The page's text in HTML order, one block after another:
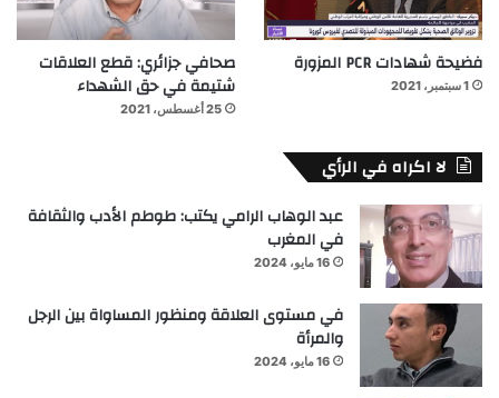
فضيحة شهادات PCR المزورة
1 سبتمبر، 2021
صحافي جزائري: قطع العلاقات
شتيمة في حق الشهداء
25 أغسطس، 2021
لا اكراه في الرأي
عبد الوهاب الرامي يكتب: طوطم الأدب والثقافة
في المغرب
16 مايو، 2024
في مستوى العلاقة ومنظور المساواة بين الرجل
والمرأة
16 مايو، 2024